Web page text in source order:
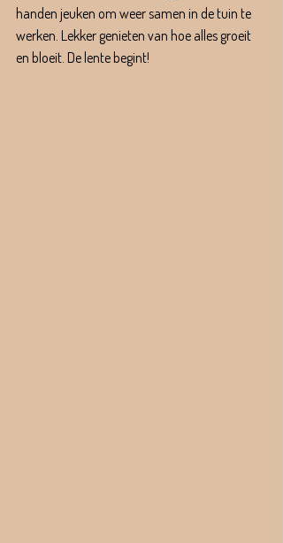
handen jeuken om weer samen in de tuin te
werken. Lekker genieten van hoe alles groeit
en bloeit. De lente begint!